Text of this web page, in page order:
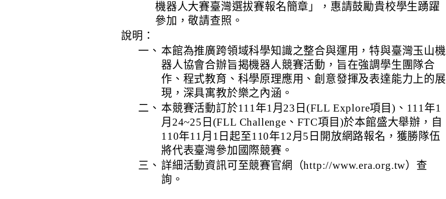
機器人大賽臺灣選拔賽報名簡章」，惠請鼓勵貴校學生踴躍
參加，敬請查照。
說明：
一、 本館為推廣跨領域科學知識之整合與運用，特與臺灣玉山機
器人協會合辦旨揭機器人競賽活動，旨在強調學生團隊合
作、程式教育、科學原理應用、創意發揮及表達能力上的展
現，深具寓教於樂之內涵。
二、 本競賽活動訂於111年1月23日(FLL Explore項目)、111年1
月24~25日(FLL Challenge、FTC項目)於本館盛大舉辦，自
110年11月1日起至110年12月5日開放網路報名，獲勝隊伍
將代表臺灣參加國際競賽。
三、 詳細活動資訊可至競賽官網（http://www.era.org.tw）查
詢。